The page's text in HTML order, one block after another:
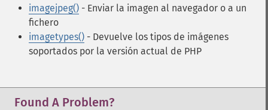
imagejpeg() - Enviar la imagen al navegador o a un
fichero
imagetypes() - Devuelve los tipos de imágenes
soportados por la versión actual de PHP
Found A Problem?